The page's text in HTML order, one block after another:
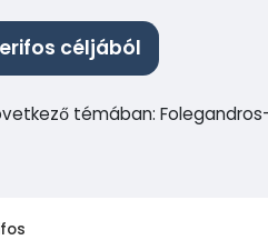
céljából
témában: